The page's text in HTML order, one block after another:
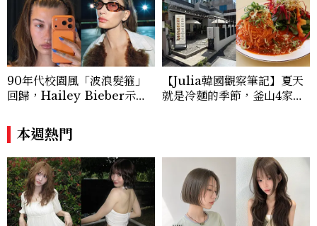
90年代校園風「波浪髮箍」
回歸，Hailey Bieber示範
u髮箍未開賣先爆紅！
【Julia韓國觀察筆記】夏天
就是冷麵的季節，釜山4家必
本週熱門